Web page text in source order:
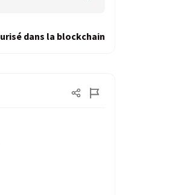
dans la blockchain